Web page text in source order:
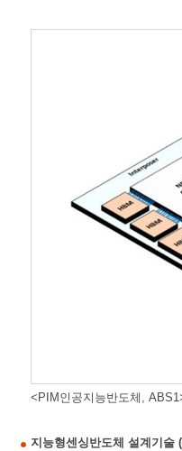
<PIM인공지능반도체,
지능형센싱반도체 설계기